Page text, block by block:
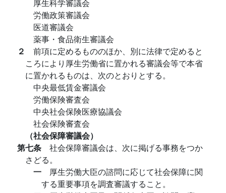
厚生科学審議会
労働政策審議会
医道審議会
薬事・食品衛生審議会
２ 前項に定めるもののほか、別に法律で定めると
ころにより厚生労働省に置かれる審議会等で本省
に置かれるものは、次のとおりとする。
中央最低賃金審議会
労働保険審査会
中央社会保険医療協議会
社会保険審査会
（社会保障審議会）
第七条 社会保障審議会は、次に掲げる事務をつか
さどる。
一 厚生労働大臣の諮問に応じて社会保障に関
する重要事項を調査審議すること。